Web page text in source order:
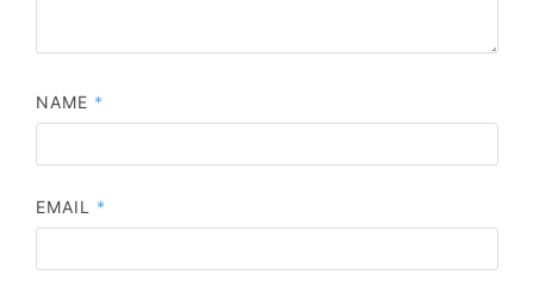
NAME *
EMAIL *